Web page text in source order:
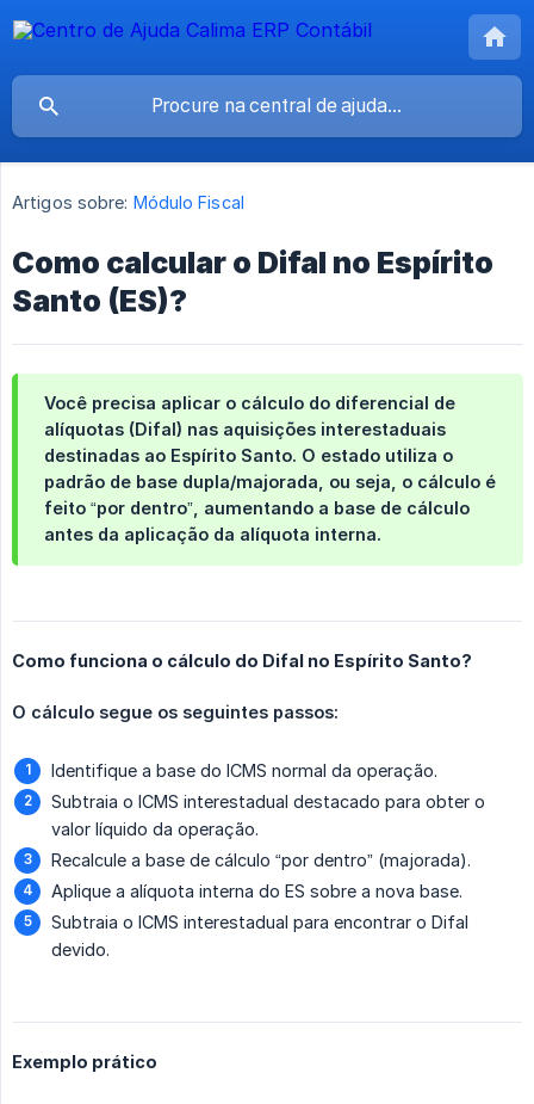
Artigos sobre: Módulo Fiscal
Como calcular o Difal no Espírito
Santo (ES)?
Você precisa aplicar o cálculo do diferencial de
alíquotas (Difal) nas aquisições interestaduais
destinadas ao Espírito Santo. O estado utiliza o
padrão de base dupla/majorada , ou seja, o cálculo é
feito “por dentro”, aumentando a base de cálculo
antes da aplicação da alíquota interna.
Como funciona o cálculo do Difal no Espírito Santo?
O cálculo segue os seguintes passos:
Identifique a base do ICMS normal da operação.
Subtraia o ICMS interestadual destacado para obter o
valor líquido da operação.
Recalcule a base de cálculo “por dentro” (majorada).
Aplique a alíquota interna do ES sobre a nova base.
Subtraia o ICMS interestadual para encontrar o Difal
devido.
Exemplo prático